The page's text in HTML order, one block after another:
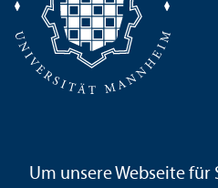
Impressum
Um unsere Webseite